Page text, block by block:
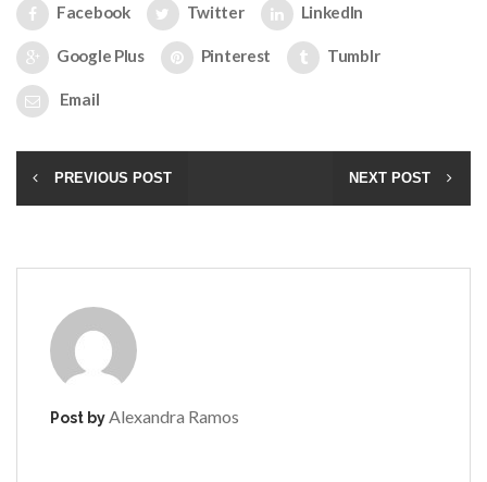
Facebook Twitter LinkedIn
Google Plus Pinterest Tumblr
Email
PREVIOUS POST NEXT POST
Post byAlexandra Ramos